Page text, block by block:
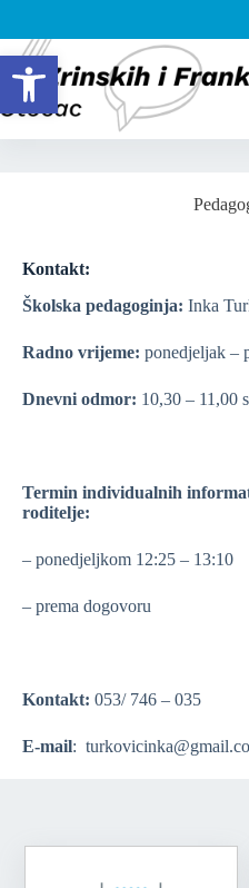
Open toolbar
Kontakt:
Školska pedagoginja: Inka
Radno vrijeme: ponedjeljak –
Dnevni odmor: 10,30 – 11,00
Termin individualnih
roditelje:
– ponedjeljkom 12:25 – 13:10
– prema dogovoru
Kontakt: 053/ 746 – 035
E-mail: